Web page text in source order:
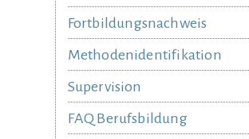
Fortbildungsnachweis
Methodenidentifikation
Supervision
FAQ Berufsbildung